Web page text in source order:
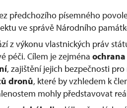
předchozího písemného
ve správě Národního
z výkonu vlastnických práv
péči. Cílem je zejména
, zajištění jejich bezpečnosti
dronů, které by vzhledem k
mohly představovat